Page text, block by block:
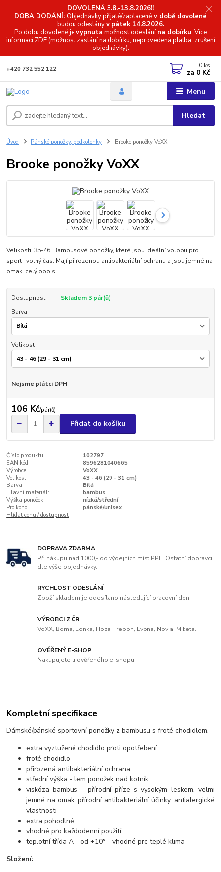
DOVOLENÁ 3.8.-13.8.2026!!
DOBA DODÁNÍ: Objednávkypřijaté/zaplacené v době dovolené
budou odeslányv pátek 14.8.2026.
Po dobu dovolené jevypnuta možnost odeslánína dobírku. Více
informacíZDE (možnost zaslání na dobírku, neprovedená platba, zrušení
objednávky).
Menu
Hledat
+420 732 552 122 0 ks
za 0 Kč
Úvod Pánské ponožky, podkolenky Brooke ponožky VoXX
Brooke ponožky VoXX
Velikosti: 35-46. Bambusové ponožky, které jsou ideální volbou pro
sport i volný čas. Mají přirozenou antibakteriální ochranu a jsou jemné na
omak. celý popis
Dostupnost
Skladem 3 pár(ů)
Barva
Velikost
Nejsme plátci DPH
106 Kč/pár(ů)
Přidat do košíku
Číslo produktu:
102797
EAN kód:
8596281040665
Výrobce:
VoXX
Velikost:
43 - 46 (29 - 31 cm)
Barva:
Bílá
Hlavní materiál:
bambus
Výška ponožek:
nízká/střední
Pro koho:
pánské/unisex
Hlídat cenu / dostupnost
DOPRAVA ZDARMA
Při nákupu nad 1000,- do výdejních míst PPL. Ostatní dopravci
dle výše objednávky.
RYCHLOST ODESLÁNÍ
Zboží skladem je odesíláno následující pracovní den.
VÝROBCI Z ČR
VoXX, Boma, Lonka, Hoza, Trepon, Evona, Novia, Miketa.
OVĚŘENÝ E-SHOP
Nakupujete u ověřeného e-shopu.
Kompletní specifikace
Dámské/pánské sportovní ponožky z bambusu s froté chodidlem.
extra vyztužené chodidlo proti opotřebení
froté chodidlo
přirozená antibakteriální ochrana
střední výška - lem ponožek nad kotník
viskóza bambus - přírodní příze s vysokým leskem, velmi
jemné na omak, přírodní antibakteriální účinky, antialergické
vlastnosti
extra pohodlné
vhodné pro každodenní použití
teplotní třída A - od +10° - vhodné pro teplé klima
Složení: